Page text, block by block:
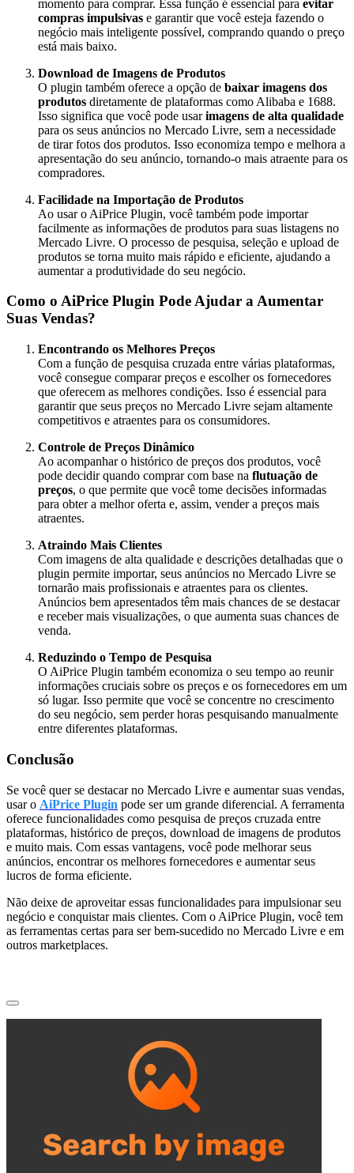
momento para comprar. Essa função é essencial para evitar
compras impulsivas e garantir que você esteja fazendo o
negócio mais inteligente possível, comprando quando o preço
está mais baixo.
Download de Imagens de Produtos
O plugin também oferece a opção de baixar imagens dos
produtos diretamente de plataformas como Alibaba e 1688.
Isso significa que você pode usarimagens de alta qualidade
para os seus anúncios no Mercado Livre, sem a necessidade
de tirar fotos dos produtos. Isso economiza tempo e melhora a
apresentação do seu anúncio, tornando-o mais atraente para os
compradores.
Facilidade na Importação de Produtos
Ao usar o AiPrice Plugin, você também pode importar
facilmente as informações de produtos para suas listagens no
Mercado Livre. O processo de pesquisa, seleção e upload de
produtos se torna muito mais rápido e eficiente, ajudando a
aumentar a produtividade do seu negócio.
Como o AiPrice Plugin Pode Ajudar a Aumentar
Suas Vendas?
Encontrando os Melhores Preços
Com a função de pesquisa cruzada entre várias plataformas,
você consegue comparar preços e escolher os fornecedores
que oferecem as melhores condições. Isso é essencial para
garantir que seus preços no Mercado Livre sejam altamente
competitivos e atraentes para os consumidores.
Controle de Preços Dinâmico
Ao acompanhar o histórico de preços dos produtos, você
pode decidir quando comprar com base na flutuação de
preços, o que permite que você tome decisões informadas
para obter a melhor oferta e, assim, vender a preços mais
atraentes.
Atraindo Mais Clientes
Com imagens de alta qualidade e descrições detalhadas que o
plugin permite importar, seus anúncios no Mercado Livre se
tornarão mais profissionais e atraentes para os clientes.
Anúncios bem apresentados têm mais chances de se destacar
e receber mais visualizações, o que aumenta suas chances de
venda.
Reduzindo o Tempo de Pesquisa
O AiPrice Plugin também economiza o seu tempo ao reunir
informações cruciais sobre os preços e os fornecedores em um
só lugar. Isso permite que você se concentre no crescimento
do seu negócio, sem perder horas pesquisando manualmente
entre diferentes plataformas.
Conclusão
Se você quer se destacar no Mercado Livre e aumentar suas vendas,
usar o AiPrice Plugin pode ser um grande diferencial. A ferramenta
oferece funcionalidades como pesquisa de preços cruzada entre
plataformas, histórico de preços, download de imagens de produtos
e muito mais. Com essas vantagens, você pode melhorar seus
anúncios, encontrar os melhores fornecedores e aumentar seus
lucros de forma eficiente.
Não deixe de aproveitar essas funcionalidades para impulsionar seu
negócio e conquistar mais clientes. Com o AiPrice Plugin, você tem
as ferramentas certas para ser bem-sucedido no Mercado Livre e em
outros marketplaces.